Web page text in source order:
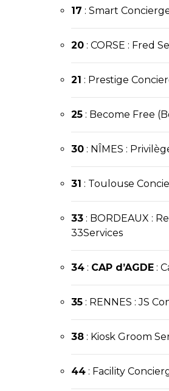
17 : Smart
20 : CORSE : Fred
21 : Prestige
25 : Become Free
30 : NÎMES :
31 : Toulouse
33 : BORDEAUX :
33Services
34 : CAP d’AGDE :
35 : RENNES : JS
38 : Kiosk Groom
44 : Facility